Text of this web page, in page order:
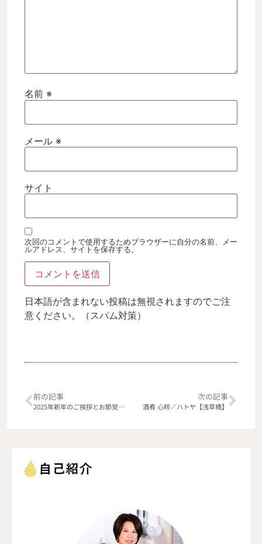
名前 ※
メール ※
サイト
次回のコメントで使用するためブラウザーに自分の名前、メー
ルアドレス、サイトを保存する。
日本語が含まれない投稿は無視されますのでご注
意ください。（スパム対策）
前の記事
2025年新年のご挨拶とお節覚え書き
次の記事
酒肴 心粋／ハトヤ【浅草橋】